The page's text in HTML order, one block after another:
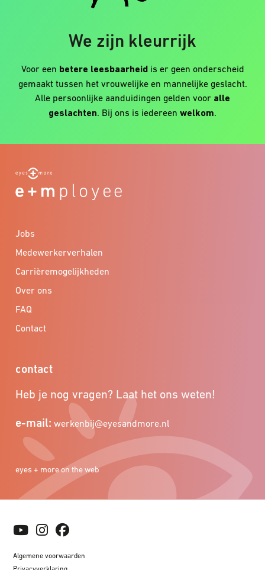
We zijn kleurrijk
Voor een betere leesbaarheidis er geen onderscheid
gemaakt tussen het vrouwelijke en mannelijke geslacht.
Alle persoonlijke aanduidingen gelden voor alle
geslachten. Bij ons is iedereen welkom.
Jobs
Medewerkerverhalen
Carrièremogelijkheden
Over ons
FAQ
Contact
contact
Heb je nog vragen? Laat het ons weten!
e-mail: werkenbij@eyesandmore.nl
eyes + more on the web
Algemene voorwaarden